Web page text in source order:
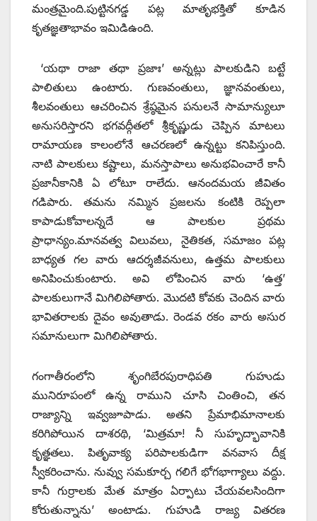
మంత్రమైంది.పుట్టినగడ్డ పట్ల మాతృభక్తితో కూడిన
కృతజ్ఞతాభావం ఇమిడిఉంది.
‘యథా రాజా తథా ప్రజాః’ అన్నట్లు పాలకుడిని బట్టే
పాలితులు ఉంటారు. గుణవంతులు, జ్ఞానవంతులు,
శీలవంతులు ఆచరించిన శ్రేష్ఠమైన పనులనే సామాన్యులూ
అనుసరిస్తారని భగవద్గీతలో శ్రీకృష్ణుడు చెప్పిన మాటలు
రామాయణ కాలంలోనే ఆచరణలో ఉన్నట్టు కనిపిస్తుంది.
నాటి పాలకులు కష్టాలు, మనస్తాపాలు అనుభవించారే కానీ
ప్రజానీకానికి ఏ లోటూ రాలేదు. ఆనందమయ జీవితం
గడిపారు. తమను నమ్మిన ప్రజలను కంటికి రెప్పలా
కాపాడుకోవాలన్నదే ఆ పాలకుల ప్రథమ
ప్రాధాన్యం.మానవత్వ విలువలు, నైతికత, సమాజం పట్ల
బాధ్యత గల వారు ఆదర్శజీవనులు, ఉత్తమ పాలకులు
అనిపించుకుంటారు. అవి లోపించిన వారు ‘ఉత్త’
పాలకులుగానే మిగిలిపోతారు. మొదటి కోవకు చెందిన వారు
భావితరాలకు దైవం అవుతాడు. రెండవ రకం వారు అసుర
సమానులుగా మిగిలిపోతారు.
గంగాతీరంలోని శృంగిబేరపురాధిపతి గుహుడు
మునిరూపంలో ఉన్న రాముని చూసి చింతించి, తన
రాజ్యాన్ని ఇవ్వజూపాడు. అతని ప్రేమాభిమానాలకు
కరిగిపోయిన దాశరథి, ‘మిత్రమా! నీ సుహృద్భావానికి
కృత్ఞతలు. పితృవాక్య పరిపాలకుడిగా వనవాస దీక్ష
స్వీకరించాను. నువ్వు సమకూర్చ గలిగే భోగభాగ్యాలు వద్దు.
కానీ గుర్రాలకు మేత మాత్రం ఏర్పాటు చేయవలసిందిగా
కోరుతున్నాను’ అంటాడు. గుహుడి రాజ్య వితరణ